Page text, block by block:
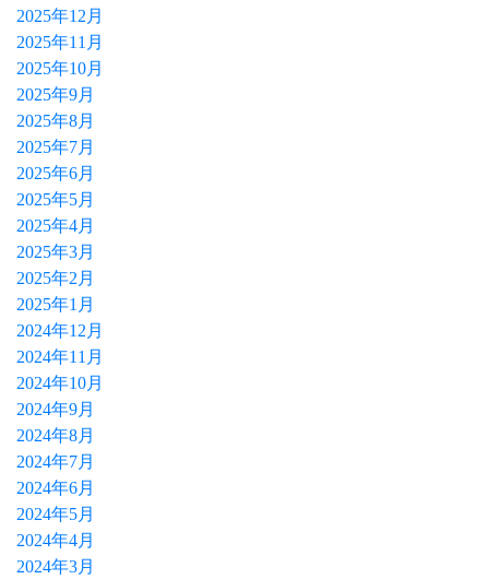
2025年12月
2025年11月
2025年10月
2025年9月
2025年8月
2025年7月
2025年6月
2025年5月
2025年4月
2025年3月
2025年2月
2025年1月
2024年12月
2024年11月
2024年10月
2024年9月
2024年8月
2024年7月
2024年6月
2024年5月
2024年4月
2024年3月